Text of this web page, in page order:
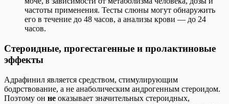
частоты применения. Тесты слюны могут обнаружить
его в течение до 48 часов, а анализы крови — до 24
часов.
Стероидные, прогестагенные и пролактиновые
эффекты
Адрафинил является средством, стимулирующим
бодрствование, а не анаболическим андрогенным стероидом.
Поэтому он не оказывает значительных стероидных,